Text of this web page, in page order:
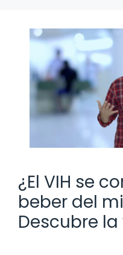
¿El VIH se
beber del
Descubre